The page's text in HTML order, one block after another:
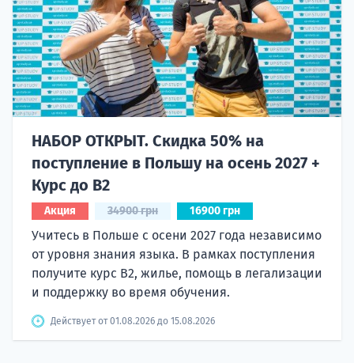
НАБОР ОТКРЫТ. Скидка 50% на
поступление в Польшу на осень 2027 +
Курс до B2
Акция 34900 грн 16900 грн
Учитесь в Польше с осени 2027 года независимо
от уровня знания языка. В рамках поступления
получите курс B2, жилье, помощь в легализации
и поддержку во время обучения.
Действует от 01.08.2026 до 15.08.2026